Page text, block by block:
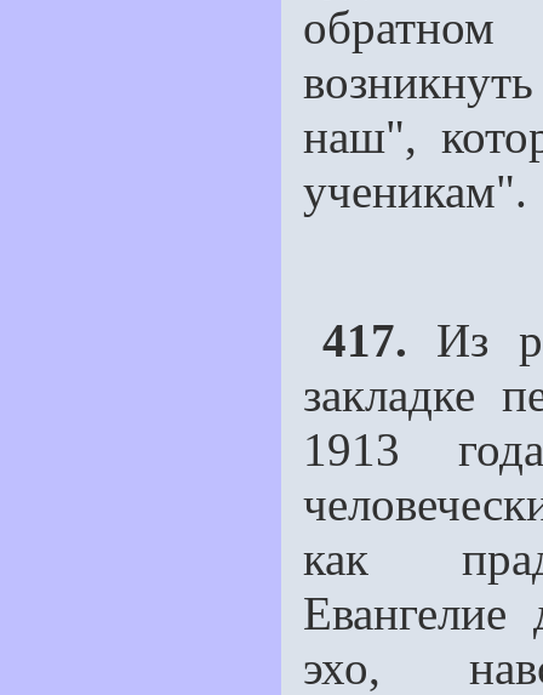
наш",
ученикам".
417. Из
закладке
1913
как
Евангелие
эхо,